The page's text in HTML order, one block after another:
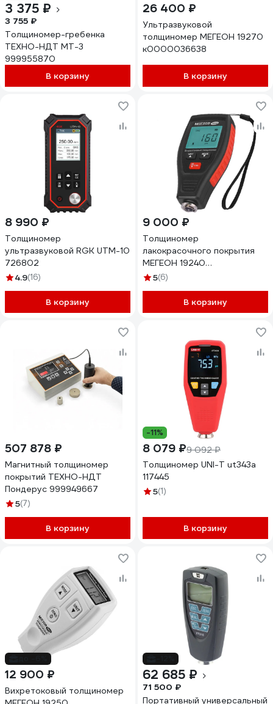
3 375 ₽
3 755 ₽
Толщиномер-гребенка
ТЕХНО-НДТ МТ-3
999955870
В корзину
26 400 ₽
Ультразвуковой
толщиномер МЕГЕОН 19270
к0000036638
В корзину
8 990 ₽
Толщиномер
ультразвуковой RGK UTM-10
726802
4.9(16)
В корзину
9 000 ₽
Толщиномер
лакокрасочного покрытия
МЕГЕОН 19240
к0000036232
5(6)
В корзину
507 878 ₽
Магнитный толщиномер
покрытий ТЕХНО-НДТ
Пондерус 999949667
5(7)
В корзину
-11%
8 079 ₽9 092 ₽
Толщиномер UNI-T ut343a
117445
5(1)
В корзину
12 900 ₽
Вихретоковый толщиномер
62 685 ₽
71 500 ₽
Портативный универсальный